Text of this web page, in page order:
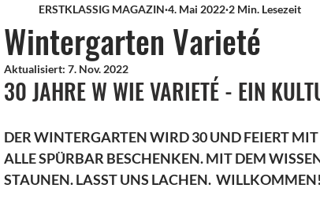
Wintergarten Varieté
ERSTKLASSIG MAGAZIN 4. Mai 2022 2 Min. Lesezeit
Aktualisiert: 7. Nov. 2022
30 JAHRE W WIE VARIETÉ - EIN
DER WINTERGARTEN WIRD 30 UND FEIERT
ALLE SPÜRBAR BESCHENKEN. MIT DEM
STAUNEN. LASST UNS LACHEN.